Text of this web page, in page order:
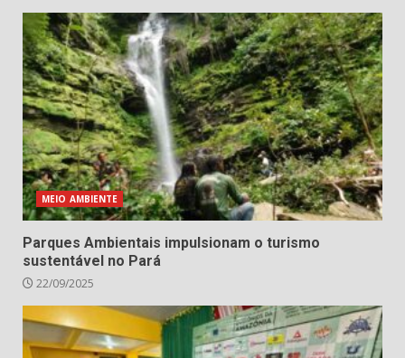
MEIO AMBIENTE
Parques Ambientais impulsionam o turismo
sustentável no Pará
22/09/2025